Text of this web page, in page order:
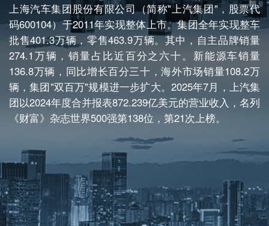
上海汽车集团股份有限公司（简称"上汽集团"，股票代
码600104）于2011年实现整体上市。集团全年实现整车
批售401.3万辆，零售463.9万辆。其中，自主品牌销量
274.1万辆，销量占比近百分之六十。新能源车销量
136.8万辆，同比增长百分三十，海外市场销量108.2万
辆，集团"双百万"规模进一步扩大。2025年7月，上汽集
团以2024年度合并报表872.239亿美元的营业收入，名列
《财富》杂志世界500强第138位，第21次上榜。